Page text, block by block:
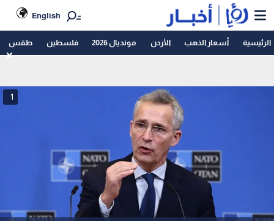
English
الرئيسية أسعار الذهب الأردن مونديال 2026 فلسطين طقس
1